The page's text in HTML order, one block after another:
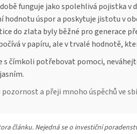
funguje jako spolehlivá pojistka
hodnotu úspor a poskytuje jistotu v
do zlata byly běžné pro generace
v papíru, ale v trvalé hodnotě,
s čímkoli potřebovat pomoci,
pozornost a přeji mnoho úspěchů ve
článku. Nejedná se o investiční